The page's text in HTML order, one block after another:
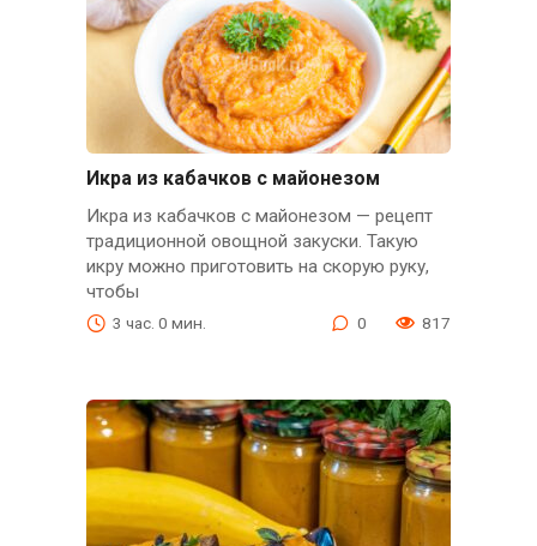
Икра из кабачков с майонезом
Икра из кабачков с майонезом — рецепт
традиционной овощной закуски. Такую
икру можно приготовить на скорую руку,
чтобы
3 час. 0 мин. 0 817